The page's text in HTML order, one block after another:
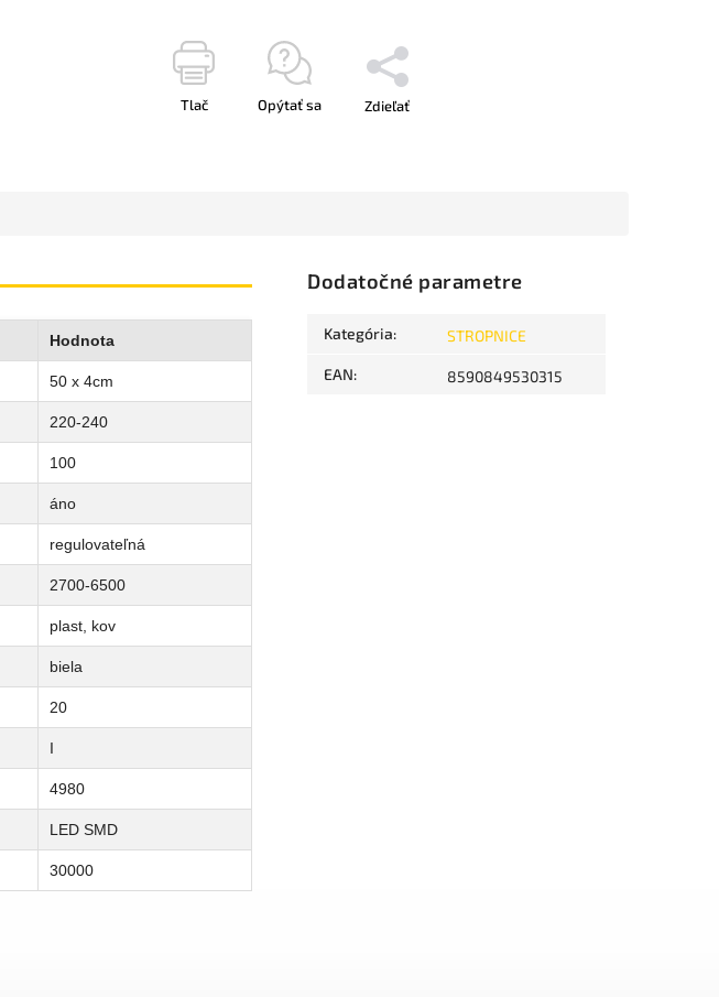
Tlač Opýtať sa Zdieľať
Hodnota
50 x 4cm
220-240
100
áno
regulovateľná
2700-6500
plast, kov
biela
20
I
4980
LED SMD
30000
Dodatočné parametre
Kategória: STROPNICE
EAN: 8590849530315